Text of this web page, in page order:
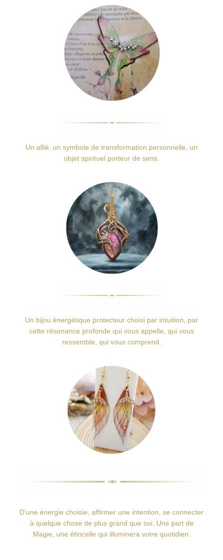
Un allié, un symbole de transformation personnelle, un
objet spirituel porteur de sens.
Un bijou énergétique protecteur choisi par intuition, par
cette résonance profonde qui vous appelle, qui vous
ressemble, qui vous comprend.
D’une énergie choisie, affirmer une intention, se connecter
à quelque chose de plus grand que soi. Une part de
Magie, une étincelle qui illuminera votre quotidien.